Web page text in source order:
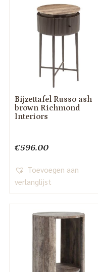
Bijzettafel Russo ash
brown Richmond
Interiors
€596.00
Toevoegen aan
verlanglijst